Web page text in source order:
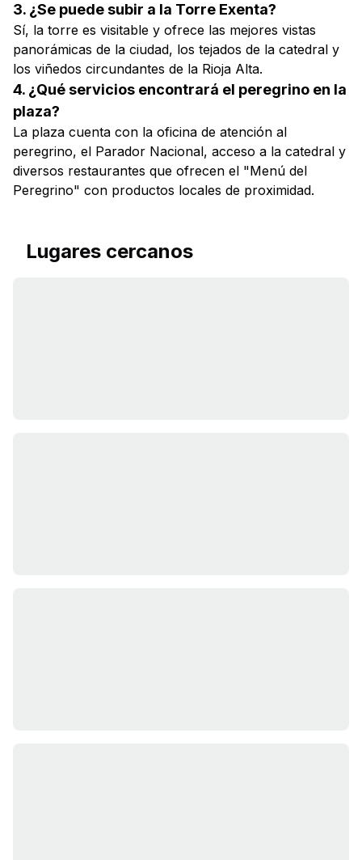
3. ¿Se puede subir a la Torre Exenta?
Sí, la torre es visitable y ofrece las mejores vistas
panorámicas de la ciudad, los tejados de la catedral y
los viñedos circundantes de la Rioja Alta.
4. ¿Qué servicios encontrará el peregrino en la
plaza?
La plaza cuenta con la oficina de atención al
peregrino, el Parador Nacional, acceso a la catedral y
diversos restaurantes que ofrecen el "Menú del
Peregrino" con productos locales de proximidad.
Lugares cercanos